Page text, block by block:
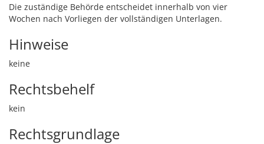
Die zuständige Behörde entscheidet innerhalb von vier
Wochen nach Vorliegen der vollständigen Unterlagen.
Hinweise
keine
Rechtsbehelf
kein
Rechtsgrundlage